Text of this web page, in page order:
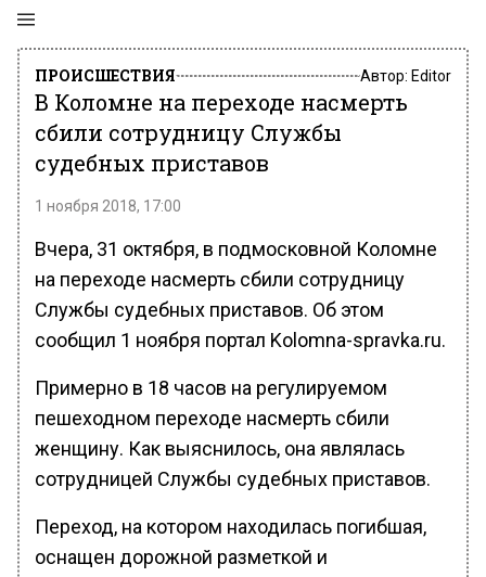
ПРОИСШЕСТВИЯ Автор: Editor
В Коломне на переходе насмерть
сбили сотрудницу Службы
судебных приставов
1 ноября 2018, 17:00
Вчера, 31 октября, в подмосковной Коломне
на переходе насмерть сбили сотрудницу
Службы судебных приставов. Об этом
сообщил 1 ноября портал Kolomna-spravka.ru.
Примерно в 18 часов на регулируемом
пешеходном переходе насмерть сбили
женщину. Как выяснилось, она являлась
сотрудницей Службы судебных приставов.
Переход, на котором находилась погибшая,
оснащен дорожной разметкой и